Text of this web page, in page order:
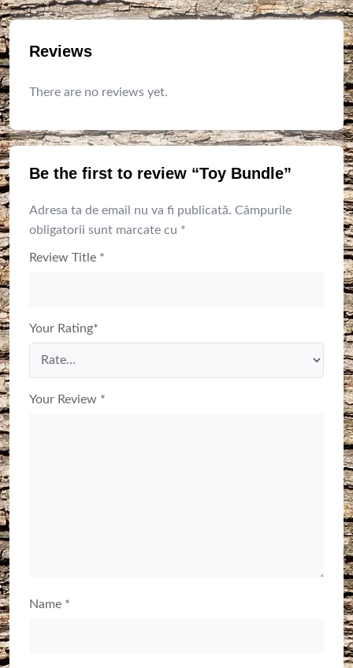
Reviews
There are no reviews yet.
Be the first to review “Toy Bundle”
Adresa ta de email nu va fi publicată. Câmpurile
obligatorii sunt marcate cu *
Review Title *
Your Rating*
Your Review *
Name *